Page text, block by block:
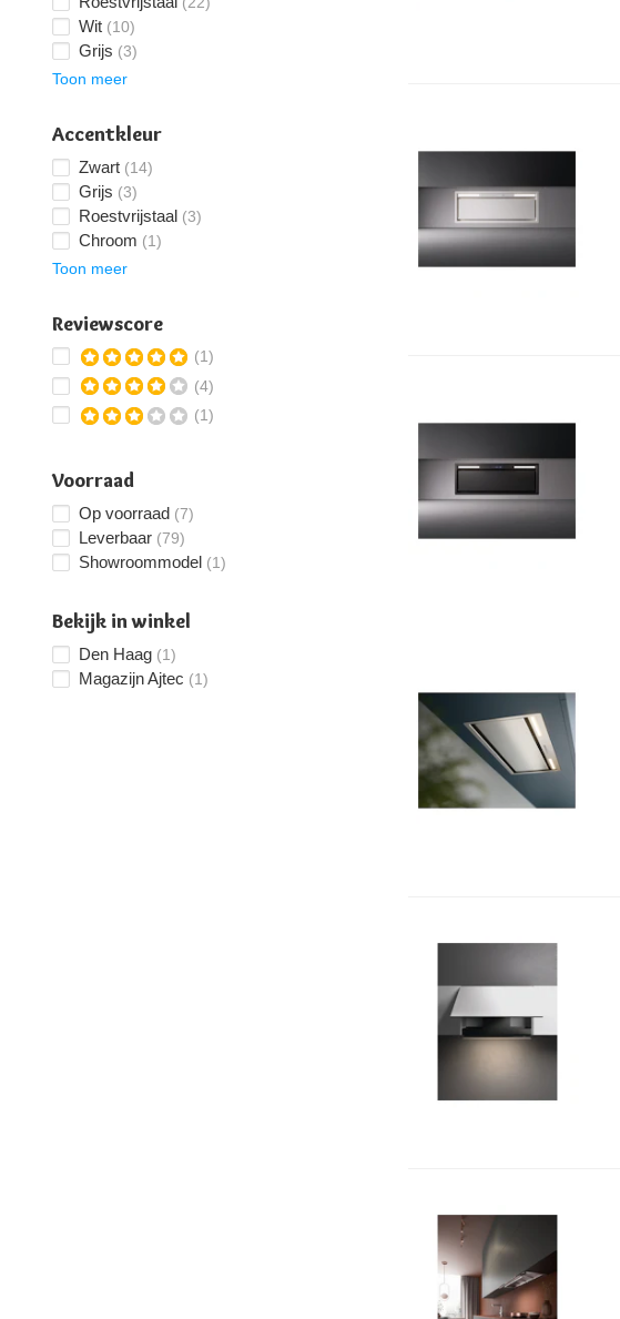
Wit (10)
Grijs (3)
Toon meer
Accentkleur
Zwart (14)
Grijs (3)
Roestvrijstaal (3)
Chroom (1)
Toon meer
Reviewscore
(1)
(4)
(1)
Voorraad
Op voorraad (7)
Leverbaar (79)
Showroommodel (1)
Bekijk in winkel
Den Haag (1)
Magazijn Ajtec (1)